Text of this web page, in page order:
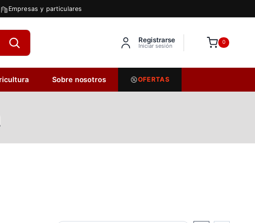
Empresas y particulares
Registrarse
Iniciar sesión 0
Sobre nosotros OFERTAS